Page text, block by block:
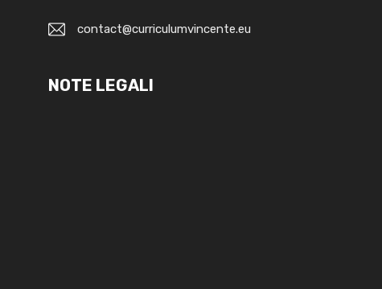
contact@curriculumvincente.eu
NOTE LEGALI